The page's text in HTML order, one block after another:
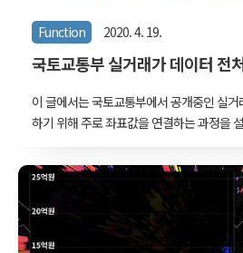
Function 2020. 4. 19.
국토교통부 실거래가 데이터 전
이 글에서는 국토교통부에서 공개중인 실
하기 위해 주로 좌표값을 연결하는 과정을
고 있으며 실거래가 데이터를 예로 들어서
정동 주소 형식을 PNU 코드로 바꾸기 -
재 존재하지 않는 과거 주소의 좌표값 얻기 -
표값 처리하기 - 전월세 전환율 적용시켜
데이터를 처리하기 위해서는 어떤 파이썬